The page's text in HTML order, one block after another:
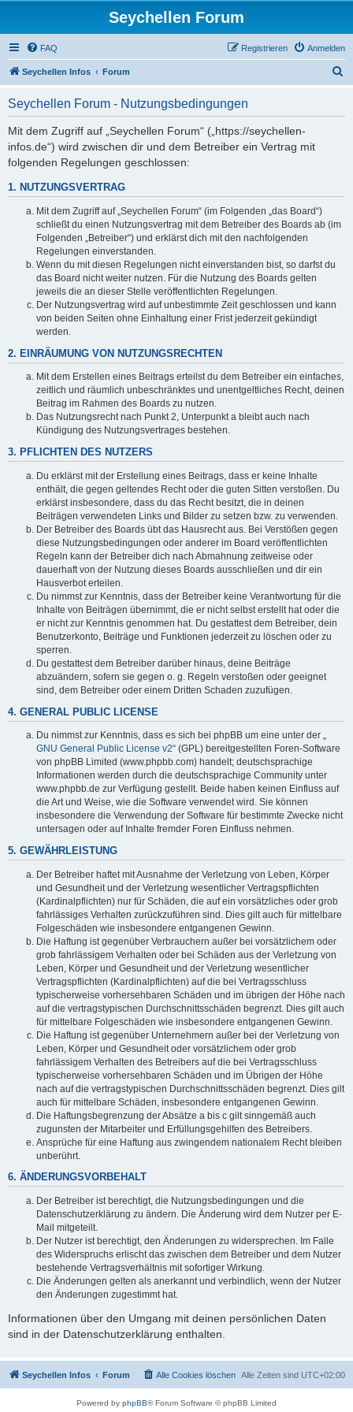
Seychellen Forum
FAQ Anmelden
Registrieren
Seychellen Infos Forum
Seychellen Forum - Nutzungsbedingungen
Mit dem Zugriff auf „Seychellen Forum“ („https://seychellen-
infos.de“) wird zwischen dir und dem Betreiber ein Vertrag mit
folgenden Regelungen geschlossen:
1. NUTZUNGSVERTRAG
Mit dem Zugriff auf „Seychellen Forum“ (im Folgenden „das Board“)
schließt du einen Nutzungsvertrag mit dem Betreiber des Boards ab (im
Folgenden „Betreiber“) und erklärst dich mit den nachfolgenden
Regelungen einverstanden.
Wenn du mit diesen Regelungen nicht einverstanden bist, so darfst du
das Board nicht weiter nutzen. Für die Nutzung des Boards gelten
jeweils die an dieser Stelle veröffentlichten Regelungen.
Der Nutzungsvertrag wird auf unbestimmte Zeit geschlossen und kann
von beiden Seiten ohne Einhaltung einer Frist jederzeit gekündigt
werden.
2. EINRÄUMUNG VON NUTZUNGSRECHTEN
Mit dem Erstellen eines Beitrags erteilst du dem Betreiber ein einfaches,
zeitlich und räumlich unbeschränktes und unentgeltliches Recht, deinen
Beitrag im Rahmen des Boards zu nutzen.
Das Nutzungsrecht nach Punkt 2, Unterpunkt a bleibt auch nach
Kündigung des Nutzungsvertrages bestehen.
3. PFLICHTEN DES NUTZERS
Du erklärst mit der Erstellung eines Beitrags, dass er keine Inhalte
enthält, die gegen geltendes Recht oder die guten Sitten verstoßen. Du
erklärst insbesondere, dass du das Recht besitzt, die in deinen
Beiträgen verwendeten Links und Bilder zu setzen bzw. zu verwenden.
Der Betreiber des Boards übt das Hausrecht aus. Bei Verstößen gegen
diese Nutzungsbedingungen oder anderer im Board veröffentlichten
Regeln kann der Betreiber dich nach Abmahnung zeitweise oder
dauerhaft von der Nutzung dieses Boards ausschließen und dir ein
Hausverbot erteilen.
Du nimmst zur Kenntnis, dass der Betreiber keine Verantwortung für die
Inhalte von Beiträgen übernimmt, die er nicht selbst erstellt hat oder die
er nicht zur Kenntnis genommen hat. Du gestattest dem Betreiber, dein
Benutzerkonto, Beiträge und Funktionen jederzeit zu löschen oder zu
sperren.
Du gestattest dem Betreiber darüber hinaus, deine Beiträge
abzuändern, sofern sie gegen o. g. Regeln verstoßen oder geeignet
sind, dem Betreiber oder einem Dritten Schaden zuzufügen.
4. GENERAL PUBLIC LICENSE
Du nimmst zur Kenntnis, dass es sich bei phpBB um eine unter der „
GNU General Public License v2“ (GPL) bereitgestellten Foren-Software
von phpBB Limited (www.phpbb.com) handelt; deutschsprachige
Informationen werden durch die deutschsprachige Community unter
www.phpbb.de zur Verfügung gestellt. Beide haben keinen Einfluss auf
die Art und Weise, wie die Software verwendet wird. Sie können
insbesondere die Verwendung der Software für bestimmte Zwecke nicht
untersagen oder auf Inhalte fremder Foren Einfluss nehmen.
5. GEWÄHRLEISTUNG
Der Betreiber haftet mit Ausnahme der Verletzung von Leben, Körper
und Gesundheit und der Verletzung wesentlicher Vertragspflichten
(Kardinalpflichten) nur für Schäden, die auf ein vorsätzliches oder grob
fahrlässiges Verhalten zurückzuführen sind. Dies gilt auch für mittelbare
Folgeschäden wie insbesondere entgangenen Gewinn.
Die Haftung ist gegenüber Verbrauchern außer bei vorsätzlichem oder
grob fahrlässigem Verhalten oder bei Schäden aus der Verletzung von
Leben, Körper und Gesundheit und der Verletzung wesentlicher
Vertragspflichten (Kardinalpflichten) auf die bei Vertragsschluss
typischerweise vorhersehbaren Schäden und im übrigen der Höhe nach
auf die vertragstypischen Durchschnittsschäden begrenzt. Dies gilt auch
für mittelbare Folgeschäden wie insbesondere entgangenen Gewinn.
Die Haftung ist gegenüber Unternehmern außer bei der Verletzung von
Leben, Körper und Gesundheit oder vorsätzlichem oder grob
fahrlässigem Verhalten des Betreibers auf die bei Vertragsschluss
typischerweise vorhersehbaren Schäden und im Übrigen der Höhe
nach auf die vertragstypischen Durchschnittsschäden begrenzt. Dies gilt
auch für mittelbare Schäden, insbesondere entgangenen Gewinn.
Die Haftungsbegrenzung der Absätze a bis c gilt sinngemäß auch
zugunsten der Mitarbeiter und Erfüllungsgehilfen des Betreibers.
Ansprüche für eine Haftung aus zwingendem nationalem Recht bleiben
unberührt.
6. ÄNDERUNGSVORBEHALT
Der Betreiber ist berechtigt, die Nutzungsbedingungen und die
Datenschutzerklärung zu ändern. Die Änderung wird dem Nutzer per E-
Mail mitgeteilt.
Der Nutzer ist berechtigt, den Änderungen zu widersprechen. Im Falle
des Widerspruchs erlischt das zwischen dem Betreiber und dem Nutzer
bestehende Vertragsverhältnis mit sofortiger Wirkung.
Die Änderungen gelten als anerkannt und verbindlich, wenn der Nutzer
den Änderungen zugestimmt hat.
Informationen über den Umgang mit deinen persönlichen Daten
sind in der Datenschutzerklärung enthalten.
Seychellen Infos Forum Alle Zeiten sind UTC+02:00
Alle Cookies löschen
Powered by phpBB® Forum Software © phpBB Limited